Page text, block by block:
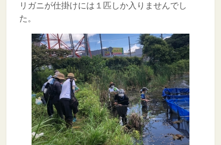
リガニが仕掛けには１匹しか入りませんでし
た。